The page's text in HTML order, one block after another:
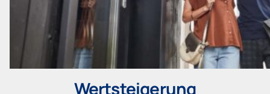
Wertsteigerung